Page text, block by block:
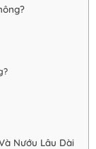
Nướu Lâu Dài